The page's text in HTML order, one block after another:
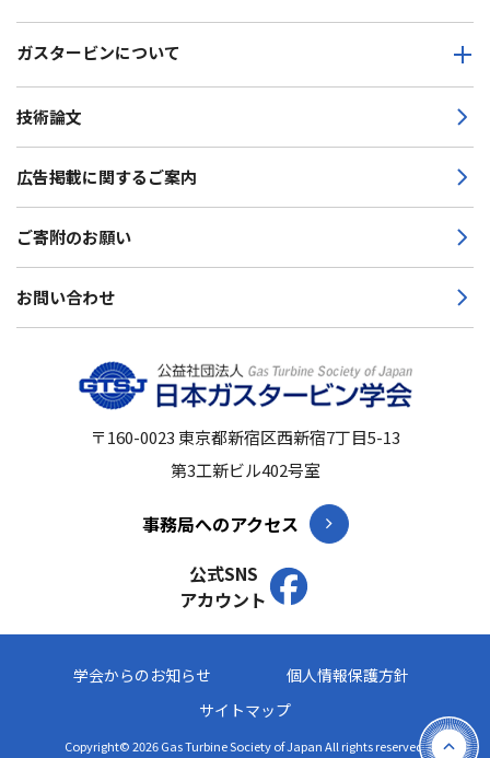
〒160-0023 東京都新宿区西新宿7丁目5-13
第3工新ビル402号室
事務局へのアクセス
公式SNS
アカウント
ガスタービンについて
技術論文
広告掲載に関するご案内
ご寄附のお願い
お問い合わせ
学会からのお知らせ
個人情報保護方針
サイトマップ
Copyright© 2026 Gas Turbine Society of Japan All rights reserved.